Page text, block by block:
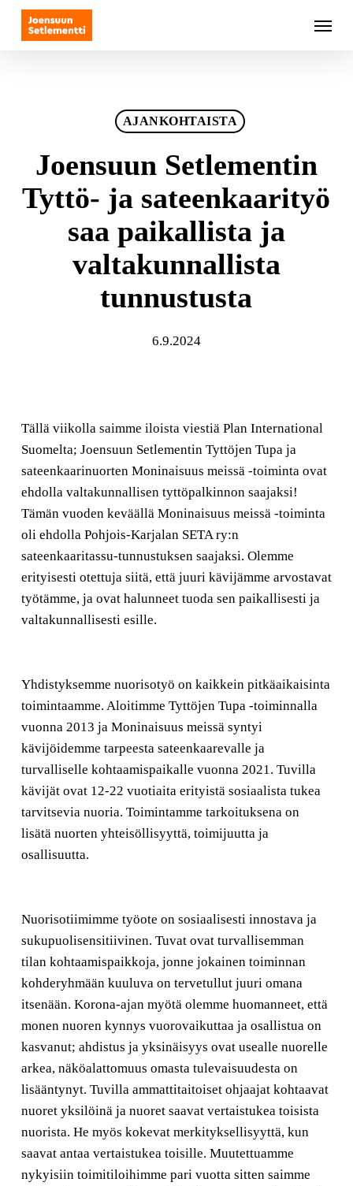
Skip
Menu
AJANKOHTAISTA
Joensuun Setlementin
Tyttö- ja sateenkaarityö
saa paikallista ja
valtakunnallista
tunnustusta
6.9.2024
Tällä viikolla saimme iloista viestiä Plan International
Suomelta; Joensuun Setlementin Tyttöjen Tupa ja
sateenkaarinuorten Moninaisuus meissä -toiminta ovat
ehdolla valtakunnallisen tyttöpalkinnon saajaksi!
Tämän vuoden keväällä Moninaisuus meissä -toiminta
oli ehdolla Pohjois-Karjalan SETA ry:n
sateenkaaritassu-tunnustuksen saajaksi. Olemme
erityisesti otettuja siitä, että juuri kävijämme arvostavat
työtämme, ja ovat halunneet tuoda sen paikallisesti ja
valtakunnallisesti esille.
Yhdistyksemme nuorisotyö on kaikkein pitkäaikaisinta
toimintaamme. Aloitimme Tyttöjen Tupa -toiminnalla
vuonna 2013 ja Moninaisuus meissä syntyi
kävijöidemme tarpeesta sateenkaarevalle ja
turvalliselle kohtaamispaikalle vuonna 2021. Tuvilla
kävijät ovat 12-22 vuotiaita erityistä sosiaalista tukea
tarvitsevia nuoria. Toimintamme tarkoituksena on
lisätä nuorten yhteisöllisyyttä, toimijuutta ja
osallisuutta.
Nuorisotiimimme työote on sosiaalisesti innostava ja
sukupuolisensitiivinen. Tuvat ovat turvallisemman
tilan kohtaamispaikkoja, jonne jokainen toiminnan
kohderyhmään kuuluva on tervetullut juuri omana
itsenään. Korona-ajan myötä olemme huomanneet, että
monen nuoren kynnys vuorovaikuttaa ja osallistua on
kasvanut; ahdistus ja yksinäisyys ovat usealle nuorelle
arkea, näköalattomuus omasta tulevaisuudesta on
lisääntynyt. Tuvilla ammattitaitoiset ohjaajat kohtaavat
nuoret yksilöinä ja nuoret saavat vertaistukea toisista
nuorista. He myös kokevat merkityksellisyyttä, kun
saavat antaa vertaistukea toisille. Muutettuamme
nykyisiin toimitiloihimme pari vuotta sitten saimme